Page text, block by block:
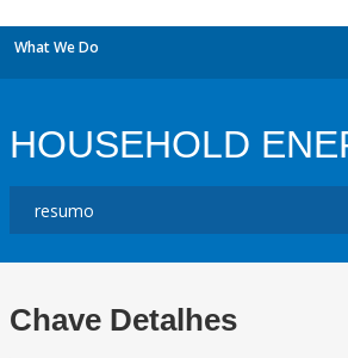
What We Do
HOUSEHOLD
Chave Detalhes